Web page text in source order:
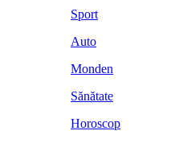
Sport
Auto
Monden
Sănătate
Horoscop